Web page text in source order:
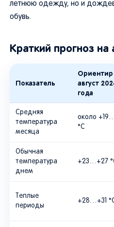
летнюю одежду, но и
обувь.
Краткий прогноз на
Показатель
Ориентир
август
года
Средняя
температура
месяца
около
°C
Обычная
температура
днем
+23…+27
Теплые
периоды
+28…+31